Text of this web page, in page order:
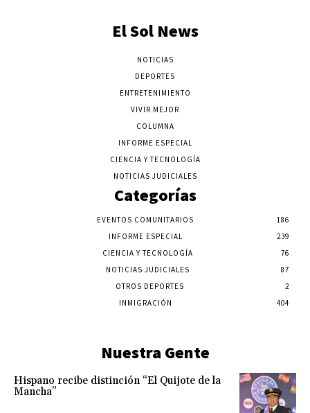
El Sol News
NOTICIAS
DEPORTES
ENTRETENIMIENTO
VIVIR MEJOR
COLUMNA
INFORME ESPECIAL
CIENCIA Y TECNOLOGÍA
NOTICIAS JUDICIALES
Categorías
EVENTOS COMUNITARIOS
186
INFORME ESPECIAL
239
CIENCIA Y TECNOLOGÍA
76
NOTICIAS JUDICIALES
87
OTROS DEPORTES
2
INMIGRACIÓN
404
Nuestra Gente
Hispano recibe distinción “El Quijote de la
Mancha”